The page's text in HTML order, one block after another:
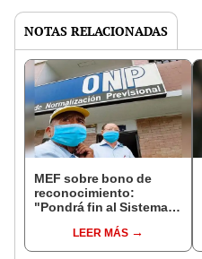
NOTAS RELACIONADAS
MEF sobre bono de
reconocimiento:
"Pondrá fin al Sistema
LEER MÁS